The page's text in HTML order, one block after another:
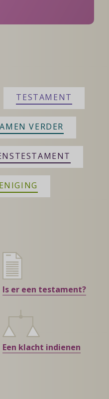
TESTAMENT
VERDER
Is er een testament?
Een klacht indienen